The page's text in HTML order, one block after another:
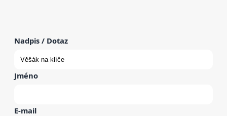
Nadpis / Dotaz
Jméno
E-mail